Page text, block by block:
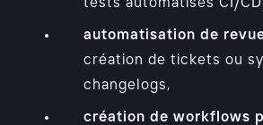
tests automatisés CI/
automatisation de
création de tickets ou
changelogs,
création de workflows